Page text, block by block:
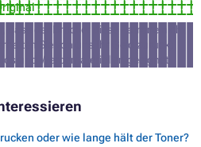
dass der Drucker diese Patrone nicht
Sie von uns Ihr Geld zurück)
und Werbematerialien geeignet
oder wie lange hält der Toner?